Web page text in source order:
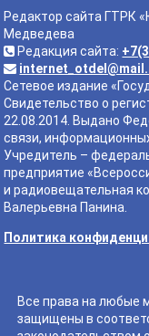
Редактор сайта ГТРК
Медведева
Редакция сайта:
Сетевое издание
Свидетельство о
22.08.2014. Выдано
связи,
Учредитель –
предприятие
и радиовещательная
Валерьевна Панина.
Политика
Все права на любые
защищены в